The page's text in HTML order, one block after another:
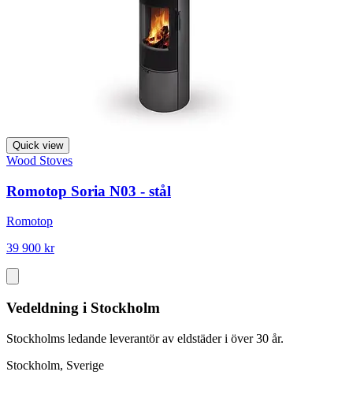
Quick view
Wood Stoves
Romotop Soria N03 - stål
Romotop
39 900 kr
Vedeldning i Stockholm
Stockholms ledande leverantör av eldstäder i över 30 år.
Stockholm, Sverige